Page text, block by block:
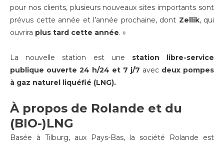
pour nos clients, plusieurs nouveaux sites importants sont
prévus cette année et l’année prochaine, dont Zellik, qui
ouvrira plus tard cette année. »
La nouvelle station est une station libre-service
publique ouverte 24 h/24 et 7 j/7 avec deux pompes
à gaz naturel liquéfié (LNG).
À propos de Rolande et du
(BIO-)LNG
Basée à Tilburg, aux Pays-Bas, la société Rolande est